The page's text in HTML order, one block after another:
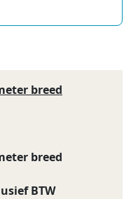
breed
breed
BTW